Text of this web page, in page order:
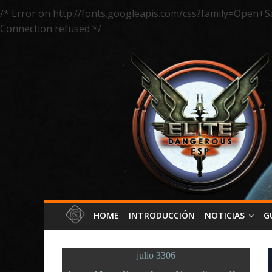
/* Error on http://fonts.googleapis.com/
Connection refused */
HOME INTRODUCCIÓN NOTICIAS
julio 3306